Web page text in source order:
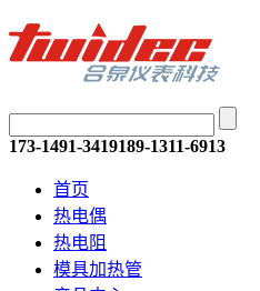
173-1491-3419189-1311-6913
首页
热电偶
热电阻
模具加热管